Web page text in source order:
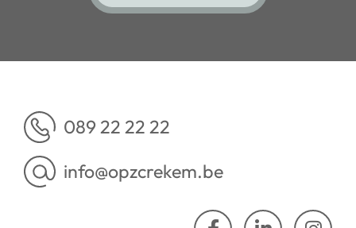
089 22 22 22
info@opzcrekem.be